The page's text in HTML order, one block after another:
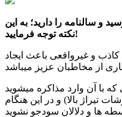
و سالنامه را دارید؛ به این
نکته توجه فرمایید!
کاذب و غیرواقعی باعث ایجاد
با آن وارد مذاکره میشوید
تیراژ بالا) و در این هنگام